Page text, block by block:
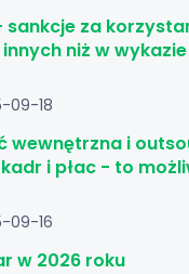
sankcje za
niż w wykazie
09-18
wewnętrzna i
i płac - to
09-16
w 2026 roku